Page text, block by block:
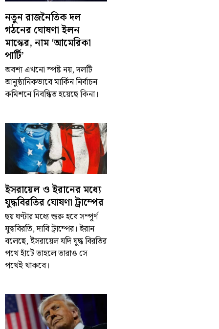
নতুন রাজনৈতিক দল
গঠনের ঘোষণা ইলন
মাস্কের, নাম ‘আমেরিকা
পার্টি’
অবশ্য এখনো স্পষ্ট নয়, দলটি
আনুষ্ঠানিকভাবে মার্কিন নির্বাচন
কমিশনে নিবন্ধিত হয়েছে কিনা।
ইসরায়েল ও ইরানের মধ্যে
যুদ্ধবিরতির ঘোষণা ট্রাম্পের
ছয় ঘণ্টার মধ্যে শুরু হবে সম্পূর্ণ
যুদ্ধবিরতি, দাবি ট্রাম্পের। ইরান
বলেছে, ইসরায়েল যদি যুদ্ধ বিরতির
পথে হাঁটে তাহলে তারাও সে
পথেই থাকবে।